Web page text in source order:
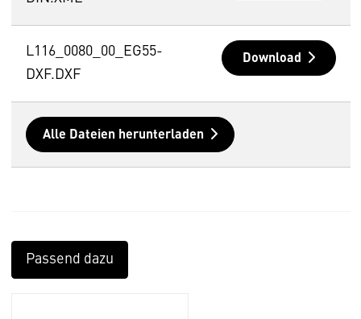
L116_0080_00_EG55-
DXF.DXF
Download
Alle Dateien herunterladen
Passend dazu